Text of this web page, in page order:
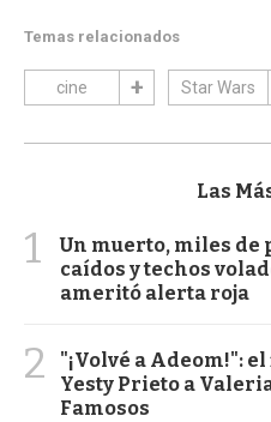
Temas relacionados
cine Star Wars
Las
1
Un muerto, miles de
caídos y techos
ameritó alerta roja
2
"¡Volvé a Adeom!":
Yesty Prieto a
Famosos